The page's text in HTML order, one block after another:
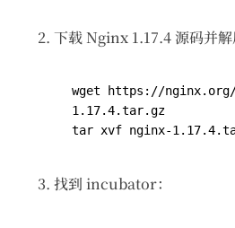
下载 Nginx 1.17.4 源码并解
wget https://nginx.org/
找到 incubator：